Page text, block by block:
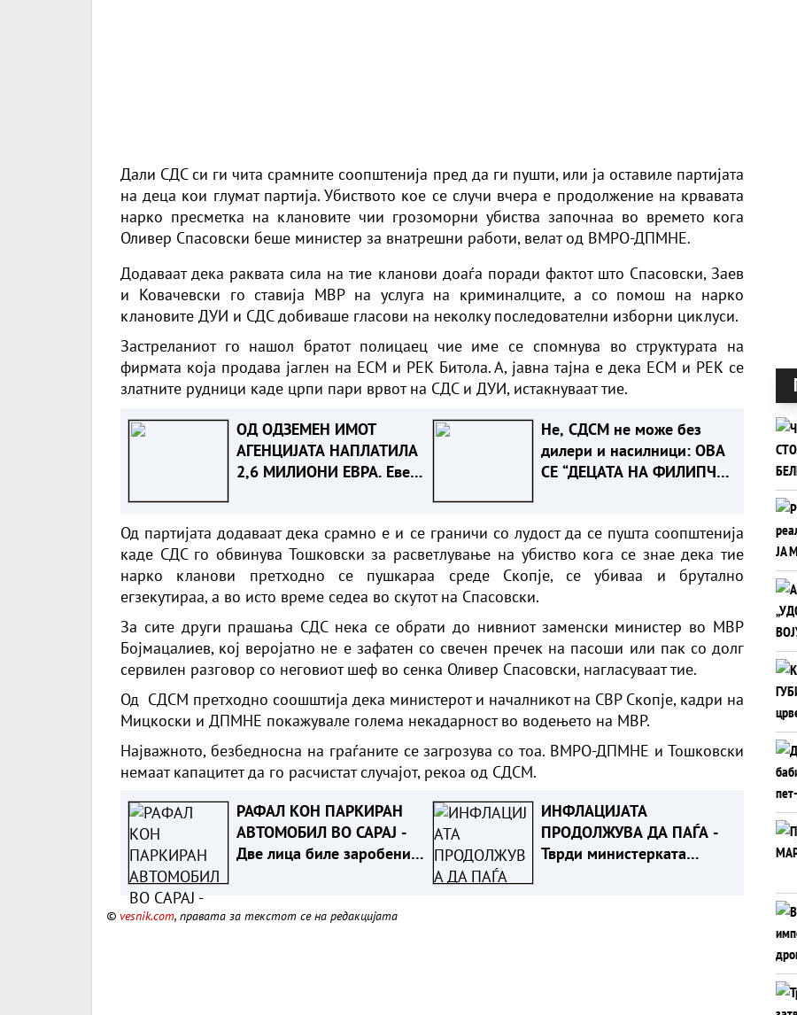
Дали СДС си ги чита срамните соопштенија пред да ги пушти, или ја оставиле партијата
на деца кои глумат партија. Убиството кое се случи вчера е продолжение на крвавата
нарко пресметка на клановите чии грозоморни убиства започнаа во времето кога
Оливер Спасовски беше министер за внатрешни работи, велат од ВМРО-ДПМНЕ.
Додаваат дека раквата сила на тие кланови доаѓа поради фактот што Спасовски, Заев
и Ковачевски го ставија МВР на услуга на криминалците, а со помош на нарко
клановите ДУИ и СДС добиваше гласови на неколку последователни изборни циклуси.
Застреланиот го нашол братот полицаец чие име се спомнува во структурата на
фирмата која продава јаглен на ЕСМ и РЕК Битола. А, јавна тајна е дека ЕСМ и РЕК се
златните рудници каде црпи пари врвот на СДС и ДУИ, истакнуваат тие.
ОД ОДЗЕМЕН ИМОТ
АГЕНЦИЈАТА НАПЛАТИЛА
2,6 МИЛИОНИ ЕВРА. Еве
Не, СДСМ не може без
дилери и насилници: ОВА
СЕ “ДЕЦАТА НА ФИЛИПЧЕ
Од партијата додаваат дека срамно е и се граничи со лудост да се пушта соопштенија
каде СДС го обвинува Тошковски за расветлување на убиство кога се знае дека тие
нарко кланови претходно се пушкараа среде Скопје, се убиваа и брутално
егзекутираа, а во исто време седеа во скутот на Спасовски.
За сите други прашања СДС нека се обрати до нивниот заменски министер во МВР
Бојмацалиев, кој веројатно не е зафатен со свечен пречек на пасоши или пак со долг
сервилен разговор со неговиот шеф во сенка Оливер Спасовски, нагласуваат тие.
Од СДСМ претходно соошштија дека министерот и началникот на СВР Скопје, кадри на
Мицкоски и ДПМНЕ покажувале голема некадарност во водењето на МВР.
Најважното, безбедносна на граѓаните се загрозува со тоа. ВМРО-ДПМНЕ и Тошковски
немаат капацитет да го расчистат случајот, рекоа од СДСМ.
РАФАЛ КОН ПАРКИРАН
АВТОМОБИЛ ВО САРАЈ -
Две лица биле заробени
ИНФЛАЦИЈАТА
ПРОДОЛЖУВА ДА ПАЃА -
Тврди министерката
© vesnik.com, правата за текстот се на редакцијата